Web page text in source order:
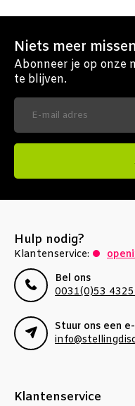
Niets meer
Abonneer je op onze
te blijven.
Hulp nodig?
Klantenservice:
Bel ons
0031(0)53
Stuur ons een
Klantenservice